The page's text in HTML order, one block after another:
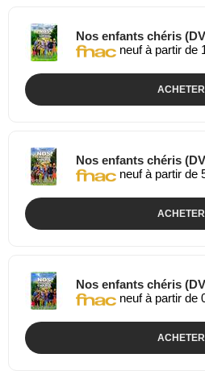
Nos enfants chéris
neuf à partir de
ACHETER
Nos enfants chéris
neuf à partir de
ACHETER
Nos enfants chéris
neuf à partir de
ACHETER